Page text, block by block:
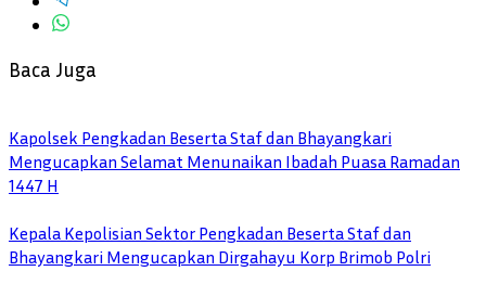
Baca Juga
Kapolsek Pengkadan Beserta Staf dan Bhayangkari
Mengucapkan Selamat Menunaikan Ibadah Puasa Ramadan
1447 H
Kepala Kepolisian Sektor Pengkadan Beserta Staf dan
Bhayangkari Mengucapkan Dirgahayu Korp Brimob Polri